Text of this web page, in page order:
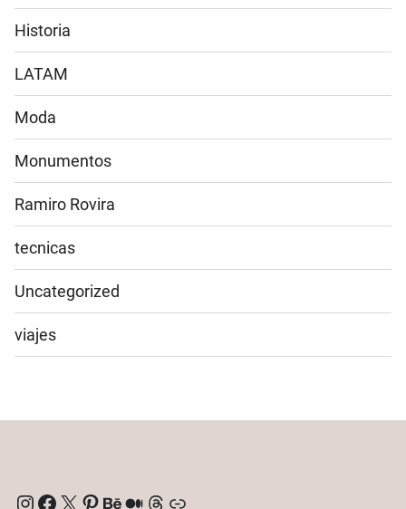
Historia
LATAM
Moda
Monumentos
Ramiro Rovira
tecnicas
Uncategorized
viajes
Instagram
Facebook
X Pinterest
Behance
Medium
Threads
Enlace